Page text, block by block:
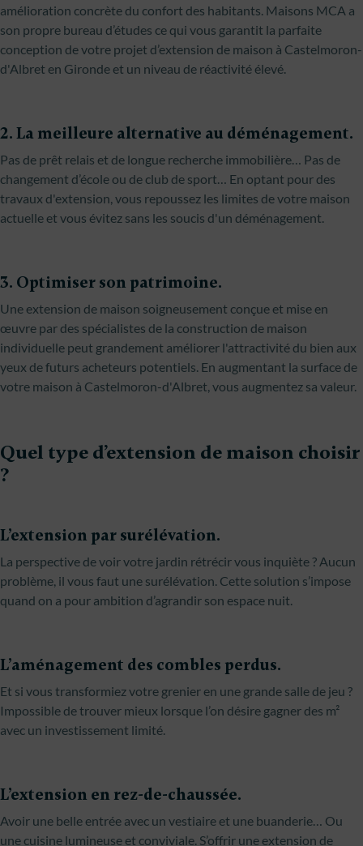
amélioration concrète du confort des habitants. Maisons MCA a
son propre bureau d’études ce qui vous garantit la parfaite
conception de votre projet d’extension de maison à Castelmoron-
d'Albret en Gironde et un niveau de réactivité élevé.
2. La meilleure alternative au déménagement.
Pas de prêt relais et de longue recherche immobilière… Pas de
changement d’école ou de club de sport… En optant pour des
travaux d'extension, vous repoussez les limites de votre maison
actuelle et vous évitez sans les soucis d'un déménagement.
3. Optimiser son patrimoine.
Une extension de maison soigneusement conçue et mise en
œuvre par des spécialistes de la construction de maison
individuelle peut grandement améliorer l'attractivité du bien aux
yeux de futurs acheteurs potentiels. En augmentant la surface de
votre maison à Castelmoron-d'Albret, vous augmentez sa valeur.
Quel type d’extension de maison choisir
?
L’extension par surélévation.
La perspective de voir votre jardin rétrécir vous inquiète ? Aucun
problème, il vous faut une surélévation. Cette solution s’impose
quand on a pour ambition d’agrandir son espace nuit.
L’aménagement des combles perdus.
Et si vous transformiez votre grenier en une grande salle de jeu ?
Impossible de trouver mieux lorsque l’on désire gagner des m²
avec un investissement limité.
L’extension en rez-de-chaussée.
Avoir une belle entrée avec un vestiaire et une buanderie… Ou
une cuisine lumineuse et conviviale. S’offrir une extension de